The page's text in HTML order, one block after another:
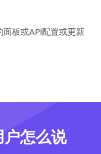
板或API配置或更新
怎么说